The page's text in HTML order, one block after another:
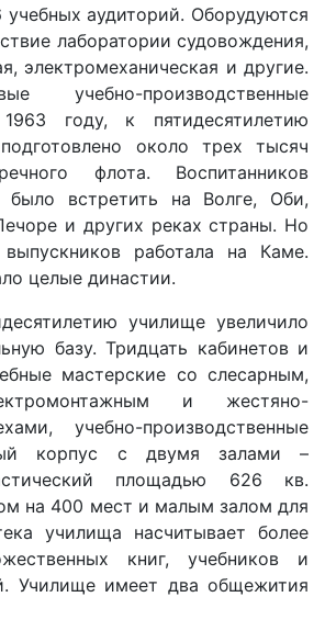
учебных аудиторий. Оборудуются
лаборатории судовождения,
электромеханическая и другие.
учебно-производственные
году, к пятидесятилетию
около трех тысяч
флота. Воспитанников
встретить на Волге, Оби,
и других реках страны. Но
работала на Каме.
целые династии.
училище увеличило
базу. Тридцать кабинетов и
мастерские со слесарным,
и жестяно-
учебно-производственные
корпус с двумя залами –
площадью 626 кв.
на 400 мест и малым залом для
училища насчитывает более
книг, учебников и
Училище имеет два общежития